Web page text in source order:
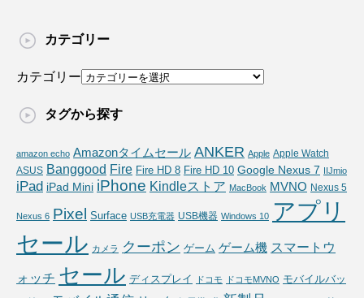
カテゴリー
カテゴリー
タグから探す
amazon echo Amazonタイムセール ANKER Apple Apple Watch
ASUS Banggood Fire Fire HD 8 Fire HD 10 Google Nexus 7 IIJmio
iPad iPad Mini iPhone Kindleストア MacBook MVNO Nexus 5
Nexus 6 Pixel Surface USB充電器 USB機器 Windows 10 アプリ
セール カメラ クーポン ゲーム ゲーム機 スマートウ
ォッチ セール ディスプレイ ドコモ ドコモMVNO モバイルバッ